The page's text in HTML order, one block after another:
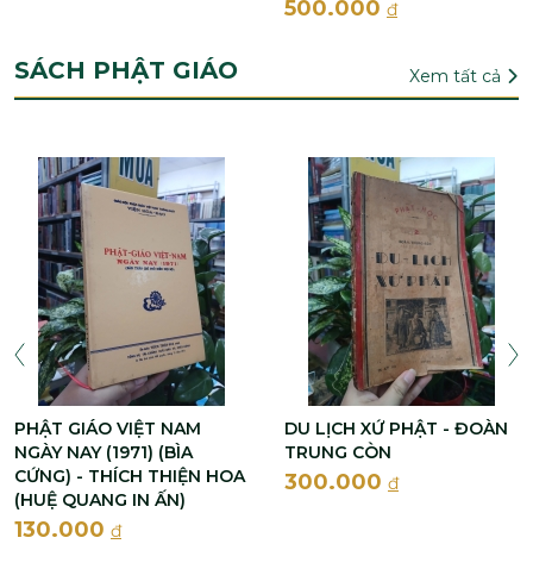
500.000 đ
SÁCH PHẬT GIÁO Xem tất cả
PHẬT GIÁO VIỆT NAM
NGÀY NAY (1971) (BÌA
CỨNG) - THÍCH THIỆN HOA
(HUỆ QUANG IN ẤN)
130.000 đ
DU LỊCH XỨ PHẬT - ĐOÀN
TRUNG CÒN
300.000 đ